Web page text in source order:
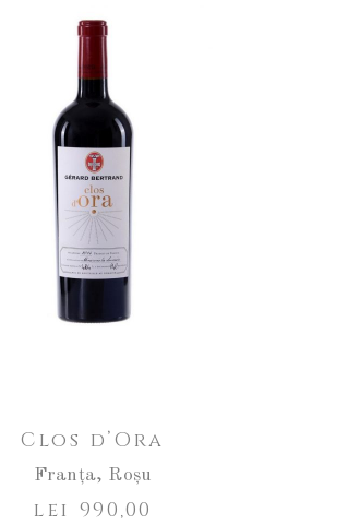
Clos d’Ora
Franța, Roșu
lei 990,00